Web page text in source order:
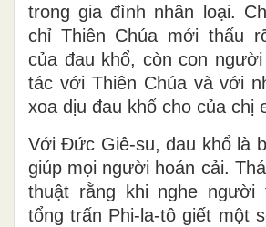
trong gia đình nhân loại.
chỉ Thiên Chúa mới thấu
của đau khổ, còn con
tác với Thiên Chúa và với
xoa dịu đau khổ cho của chị
Với Đức Giê-su, đau khổ là
giúp mọi người hoán cải.
thuật rằng khi nghe
tổng trấn Phi-la-tô giết một